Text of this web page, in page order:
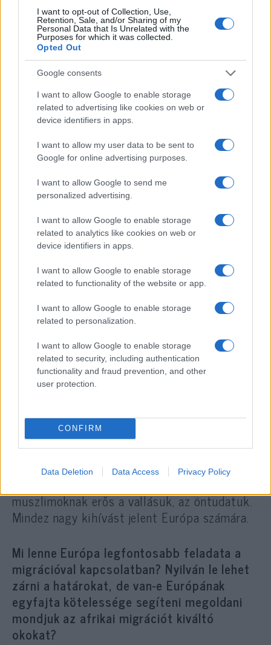
I want to opt-out of Collection, Use,
Retention, Sale, and/or Sharing of my
Personal Data that Is Unrelated with the
Purposes for which it was collected.
Opted Out
Google consents
I want to allow Google to enable storage
related to advertising like cookies on web or
device identifiers in apps.
I want to allow my user data to be sent to
Google for online advertising purposes.
I want to allow Google to send me
personalized advertising.
I want to allow Google to enable storage
related to analytics like cookies on web or
device identifiers in apps.
I want to allow Google to enable storage
related to functionality of the website or app.
I want to allow Google to enable storage
related to personalization.
I want to allow Google to enable storage
related to security, including authentication
functionality and fraud prevention, and other
user protection.
CONFIRM
Data Deletion Data Access Privacy Policy
A politikusok szerintem csak az emberek
valós, a kontroll elvesztésétől való félelmeire
civilizációs pártok, amit a 75 százalék, tehát
a többi párt rosszul lát: Európa életmódja
veszélyben van.
Nem túlozza el az iszlámosodás veszélyét
Európában?
Nem. Egyrészt az európai muszlimok
születési rátája meghaladja a többségi
társadalomét. Másrészt
Európában van egy mély
bűntudat amiatt, hogy az európai
történelem rasszizmust,
Végül meggyengült, szinte eltűnt a
kereszténység Európában, a templomok már
muszlimoknak erős a vallásuk, az öntudatuk.
Mindez nagy kihívást jelent Európa számára.
Mi lenne Európa legfontosabb feladata a
migrációval kapcsolatban? Nyilván le lehet
zárni a határokat, de van-e Európának
egyfajta kötelessége segíteni megoldani
mondjuk az afrikai migrációt kiváltó
okokat?